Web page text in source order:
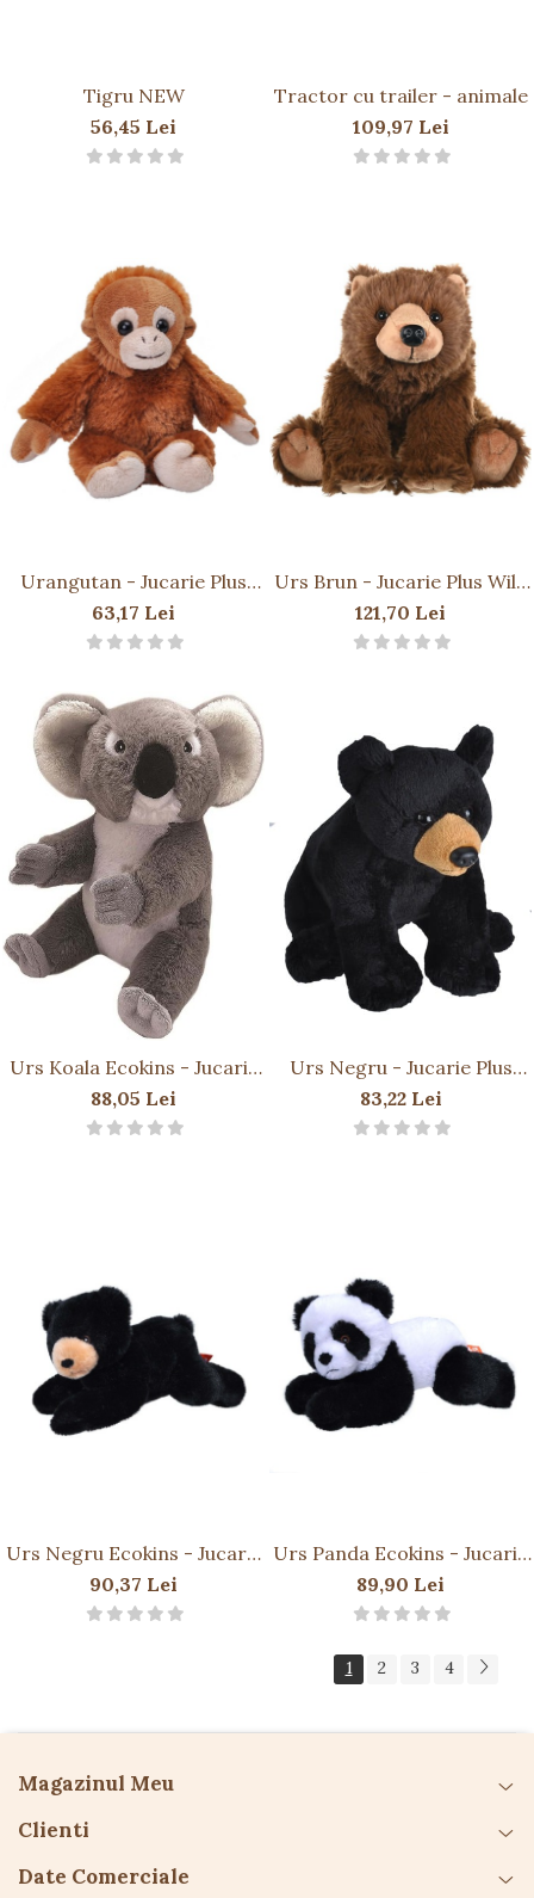
Tigru NEW
56,45 Lei
Tractor cu trailer - animale
109,97 Lei
Urangutan - Jucarie Plus
Wild Republic 13 cm
63,17 Lei
Urs Brun - Jucarie Plus Wild
Republic 30 cm
121,70 Lei
Urs Koala Ecokins - Jucarie
Plus Wild Republic 20 cm
88,05 Lei
Urs Negru - Jucarie Plus
Wild Republic cu Sunet
83,22 Lei
Urs Negru Ecokins - Jucarie
Plus Wild Republic 20 cm
90,37 Lei
Urs Panda Ecokins - Jucarie
Plus Wild Republic 20 cm
89,90 Lei
1 2 3 4
Magazinul Meu
Clienti
Date Comerciale